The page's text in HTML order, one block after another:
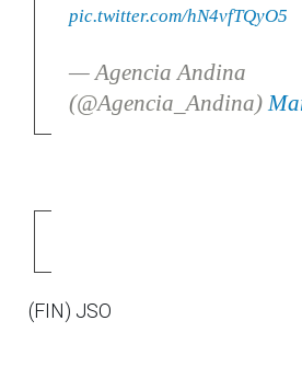
pic.twitter.com/hN4vfTQyO5
— Agencia Andina
(@Agencia_Andina)
(FIN) JSO